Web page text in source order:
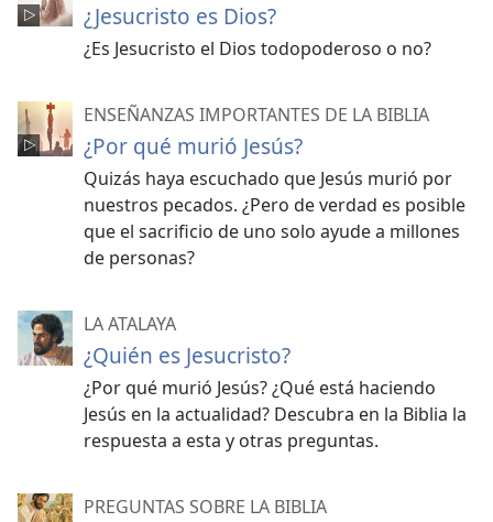
¿Jesucristo es Dios?
¿Es Jesucristo el Dios todopoderoso o no?
ENSEÑANZAS IMPORTANTES DE LA BIBLIA
¿Por qué murió Jesús?
Quizás haya escuchado que Jesús murió por
nuestros pecados. ¿Pero de verdad es posible
que el sacrificio de uno solo ayude a millones
de personas?
LA ATALAYA
¿Quién es Jesucristo?
¿Por qué murió Jesús? ¿Qué está haciendo
Jesús en la actualidad? Descubra en la Biblia la
respuesta a esta y otras preguntas.
PREGUNTAS SOBRE LA BIBLIA